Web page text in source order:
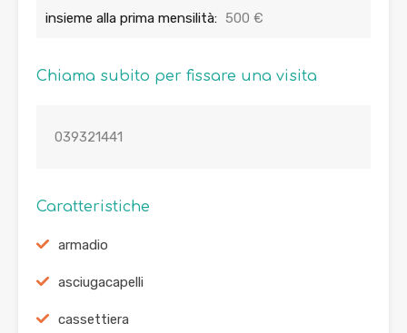
insieme alla prima mensilità: 500 €
Chiama subito per fissare una visita
039321441
Caratteristiche
armadio
asciugacapelli
cassettiera